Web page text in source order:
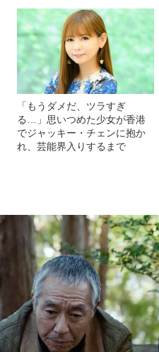
「もうダメだ、ツラすぎ
る…」思いつめた少女が香港
でジャッキー・チェンに抱か
れ、芸能界入りするまで